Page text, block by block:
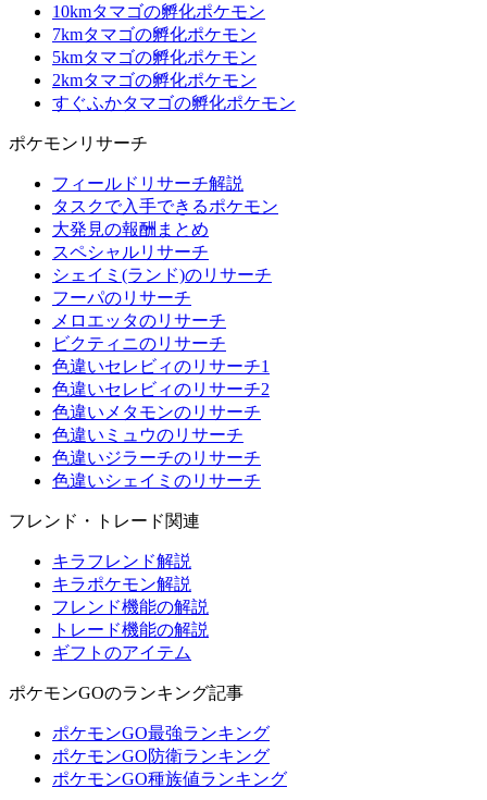
10kmタマゴの孵化ポケモン
7kmタマゴの孵化ポケモン
5kmタマゴの孵化ポケモン
2kmタマゴの孵化ポケモン
すぐふかタマゴの孵化ポケモン
ポケモンリサーチ
フィールドリサーチ解説
タスクで入手できるポケモン
大発見の報酬まとめ
スペシャルリサーチ
シェイミ(ランド)のリサーチ
フーパのリサーチ
メロエッタのリサーチ
ビクティニのリサーチ
色違いセレビィのリサーチ1
色違いセレビィのリサーチ2
色違いメタモンのリサーチ
色違いミュウのリサーチ
色違いジラーチのリサーチ
色違いシェイミのリサーチ
フレンド・トレード関連
キラフレンド解説
キラポケモン解説
フレンド機能の解説
トレード機能の解説
ギフトのアイテム
ポケモンGOのランキング記事
ポケモンGO最強ランキング
ポケモンGO防衛ランキング
ポケモンGO種族値ランキング